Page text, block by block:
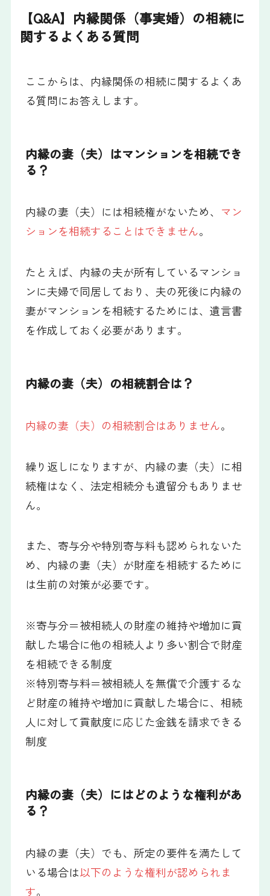
【Q&A】内縁関係（事実婚）の相続に
関するよくある質問
ここからは、内縁関係の相続に関するよくあ
る質問にお答えします。
内縁の妻（夫）はマンションを相続でき
る？
内縁の妻（夫）には相続権がないため、 マン
ションを相続することはできません。
たとえば、内縁の夫が所有しているマンショ
ンに夫婦で同居しており、夫の死後に内縁の
妻がマンションを相続するためには、遺言書
を作成しておく必要があります。
内縁の妻（夫）の相続割合は？
内縁の妻（夫）の相続割合はありません。
繰り返しになりますが、内縁の妻（夫）に相
続権はなく、法定相続分も遺留分もありませ
ん。
また、寄与分や特別寄与料も認められないた
め、内縁の妻（夫）が財産を相続するために
は生前の対策が必要です。
※寄与分＝被相続人の財産の維持や増加に貢
献した場合に他の相続人より多い割合で財産
を相続できる制度
※特別寄与料＝被相続人を無償で介護するな
ど財産の維持や増加に貢献した場合に、相続
人に対して貢献度に応じた金銭を請求できる
制度
内縁の妻（夫）にはどのような権利があ
る？
内縁の妻（夫）でも、所定の要件を満たして
いる場合は以下のような権利が認められま
す。